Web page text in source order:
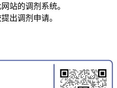
站的调剂系统。
出调剂申请。